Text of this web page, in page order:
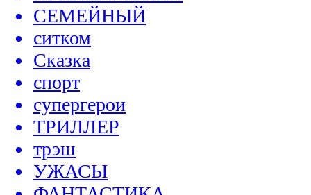
СЕМЕЙНЫЙ
ситком
Сказка
спорт
супергерои
ТРИЛЛЕР
трэш
УЖАСЫ